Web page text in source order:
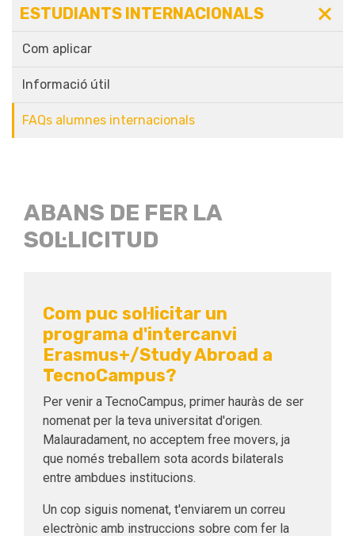
ESTUDIANTS INTERNACIONALS
Com aplicar
Informació útil
FAQs alumnes internacionals
ABANS DE FER LA
SOL·LICITUD
Com puc sol·licitar un
programa d'intercanvi
Erasmus+/Study Abroad a
TecnoCampus?
Per venir a TecnoCampus, primer hauràs de ser
nomenat per la teva universitat d'origen.
Malauradament, no acceptem free movers, ja
que només treballem sota acords bilaterals
entre ambdues institucions.
Un cop siguis nomenat, t'enviarem un correu
electrònic amb instruccions sobre com fer la